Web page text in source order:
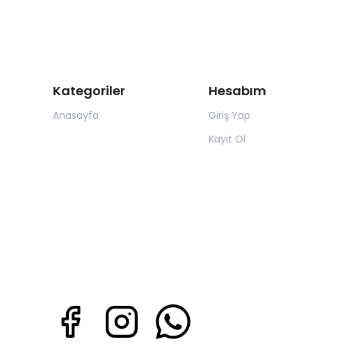
Kategoriler
Anasayfa
Hesabım
Giriş Yap
Kayıt Ol